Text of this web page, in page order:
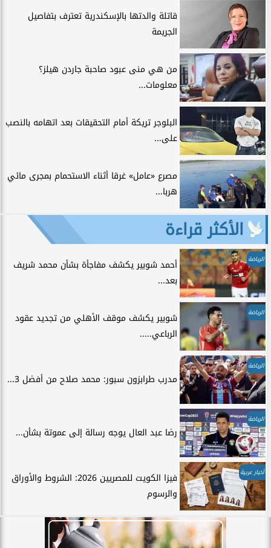
قاتلة والدتها بالإسكندرية تعترف بتفاصيل
الجريمة
من هي منى عبود صاحبة جاردن هيلز؟
معلومات...
البلوجر تريكة أمام التحقيقات بعد اتهامه بالنصب
على...
مصرع «عامل» غرقا أثناء الاستحمام بمجرى مائي
هربا...
الأكثر قراءة
الرياضة
أحمد شوبير يكشف مفاجأة بشأن محمد شريف
بعد...
الرياضة
شوبير يكشف موقف الأهلي من تجديد عقود
الرباعي.....
الرياضة
مدرب طرابزون سبور: محمد صلاح من أفضل 3...
الرياضة
رضا عبد العال يوجه رسالة إلى عموتة بشأن...
أخبار عربية
فيزا الكويت للمصريين 2026: الشروط والأوراق
والرسوم